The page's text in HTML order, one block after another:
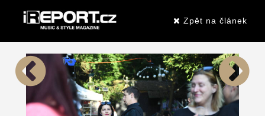
Zpět na článek